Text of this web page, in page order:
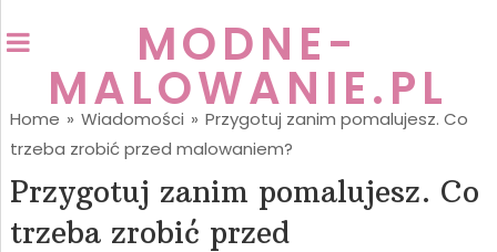
MODNE-
MALOWANIE.PL
Home » Wiadomości » Przygotuj zanim pomalujesz. Co
trzeba zrobić przed malowaniem?
Przygotuj zanim pomalujesz. Co
trzeba zrobić przed